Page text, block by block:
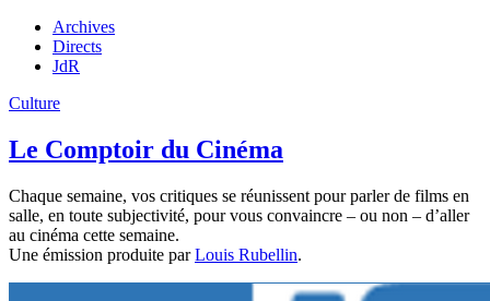
Archives
Directs
JdR
Culture
Le Comptoir du Cinéma
Chaque semaine, vos critiques se réunissent pour parler de films en
salle, en toute subjectivité, pour vous convaincre – ou non – d’aller
au cinéma cette semaine.
Une émission produite parLouis Rubellin.